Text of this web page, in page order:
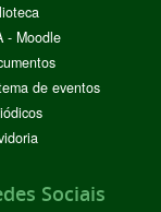
- Moodle
de eventos
Sociais